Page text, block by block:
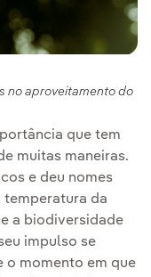
no aproveitamento do
que tem
muitas maneiras.
e deu nomes
temperatura da
a biodiversidade
impulso se
o momento em que